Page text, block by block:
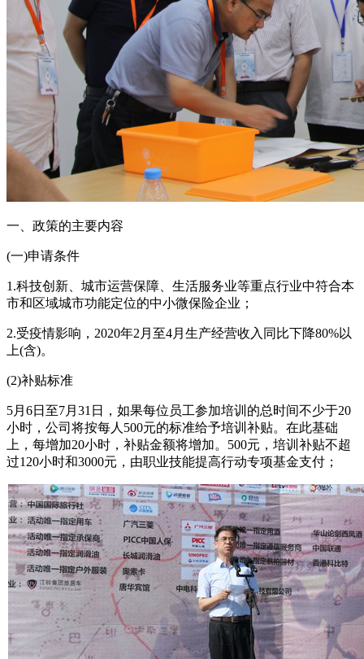
一、政策的主要内容
(一)申请条件
1.科技创新、城市运营保障、生活服务业等重点行业中符合本
市和区域城市功能定位的中小微保险企业；
2.受疫情影响，2020年2月至4月生产经营收入同比下降80%以
上(含)。
(2)补贴标准
5月6日至7月31日，如果每位员工参加培训的总时间不少于20
小时，公司将按每人500元的标准给予培训补贴。在此基础
上，每增加20小时，补贴金额将增加。500元，培训补贴不超
过120小时和3000元，由职业技能提高行动专项基金支付；